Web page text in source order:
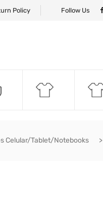
Policy Follow Us
Celular/Tablet/Notebooks